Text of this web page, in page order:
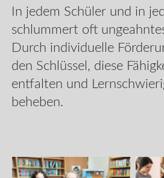
In jedem Schüler und in
schlummert oft
Durch individuelle
den Schlüssel, diese
entfalten und
beheben.